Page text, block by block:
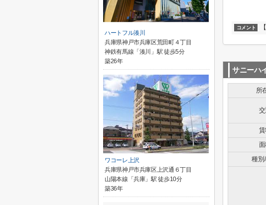
コメント
サニーハ
所
種別
ハートフル湊川
兵庫県神戸市兵庫区荒田町４丁目
神鉄有馬線「湊川」駅 徒歩5分
築26年
ワコーレ上沢
兵庫県神戸市兵庫区上沢通６丁目
山陽本線「兵庫」駅 徒歩10分
築36年